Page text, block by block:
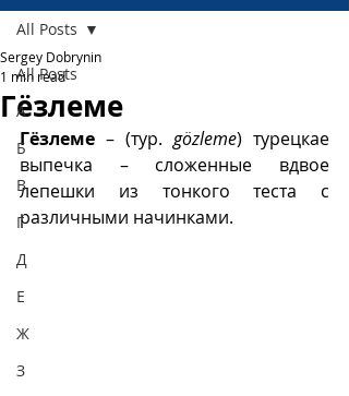
All Posts
А
Б
В
Г
Д
Е
Ж
З
All Posts
Гëзлеме
Sergey Dobrynin
1 min read
Гëзлеме – (тур. gözleme) турецкае
выпечка – сложенные вдвое
лепешки из тонкого теста с
различными начинками.